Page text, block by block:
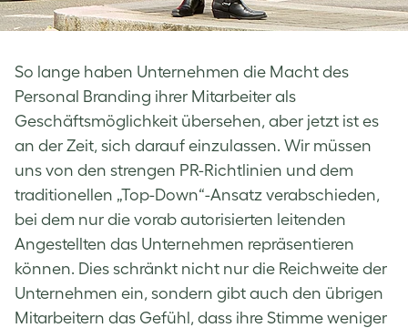
So lange haben Unternehmen die Macht des
Personal Branding ihrer Mitarbeiter als
Geschäftsmöglichkeit übersehen, aber jetzt ist es
an der Zeit, sich darauf einzulassen. Wir müssen
uns von den strengen PR-Richtlinien und dem
traditionellen „Top-Down“-Ansatz verabschieden,
bei dem nur die vorab autorisierten leitenden
Angestellten das Unternehmen repräsentieren
können. Dies schränkt nicht nur die Reichweite der
Unternehmen ein, sondern gibt auch den übrigen
Mitarbeitern das Gefühl, dass ihre Stimme weniger